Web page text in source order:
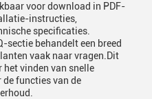
voor download in PDF-
instructies,
specificaties.
sectie behandelt een breed
vaak naar vragen.Dit
het vinden van snelle
functies van de